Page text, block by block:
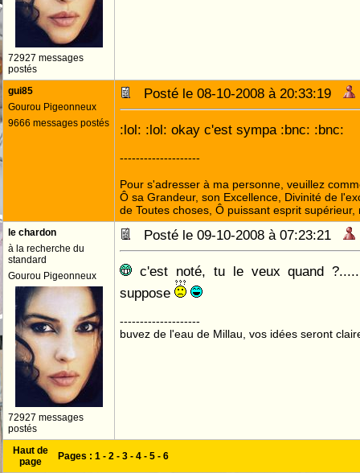
72927 messages
postés
gui85
Gourou Pigeonneux
9666 messages postés
Posté le 08-10-2008 à 20:33:19
:lol: :lol: okay c'est sympa :bnc: :bnc:
--------------------
Pour s'adresser à ma personne, veuillez
Ô sa Grandeur, son Excellence, Divinité de
de Toutes choses, Ô puissant esprit supérieur,
le chardon
à la recherche du
standard
Gourou Pigeonneux
72927 messages
postés
Posté le 09-10-2008 à 07:23:21
c'est noté, tu le veux quand
suppose
--------------------
buvez de l'eau de Millau, vos idées seront
Haut de
page
Pages : 1 - 2 - 3 - 4 - 5 - 6